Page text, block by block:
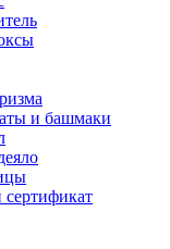
и башмаки